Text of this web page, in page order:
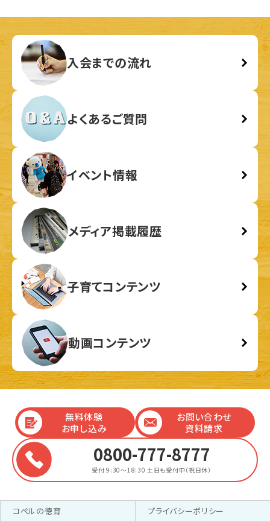
入会までの流れ
よくあるご質問
イベント情報
メディア掲載履歴
子育てコンテンツ
動画コンテンツ
無料体験
お申し込み
お問い合わせ
資料請求
0800-777-8777
受付 9:30～18:30 土日も受付中（祝日休）
コペルの徳育
プライバシーポリシー